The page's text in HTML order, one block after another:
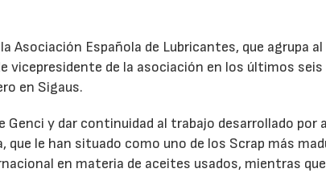
Asociación Española de Lubricantes, que agrupa
vicepresidente de la asociación en los últimos
en Sigaus.
Genci y dar continuidad al trabajo desarrollado por
le han situado como uno de los Scrap más
en materia de aceites usados, mientras